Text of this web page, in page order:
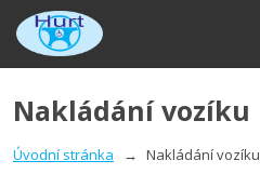
Nakládání vozíku
Úvodní stránka Nakládání vozíku